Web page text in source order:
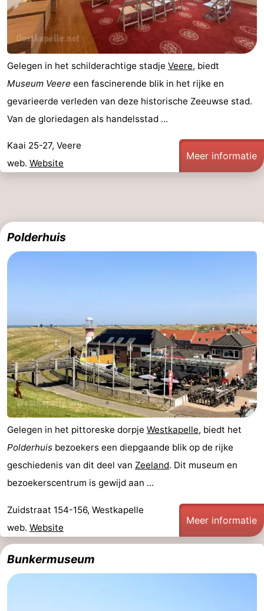
-
Speeltuinen
-
Binnenspeeltuinen
-
Bowlen
-
Minigolfbanen
Wellness
centra
Dorpen
Sporten
-
Wandelen
-
Paardrijden
-
Maneges
-
Golfbanen
Eten
en
drinken
Evenementen
Praktisch
Route
Parkeren
Reisboekenwinkel
Gelegen in het schilderachtige stadje Veere, biedt
Museum Veere een fascinerende blik in het rijke en
gevarieerde verleden van deze historische Zeeuwse stad.
Van de gloriedagen als handelsstad ...
Kaai 25-27, Veere
web. Website
Meer informatie
Polderhuis
Gelegen in het pittoreske dorpje Westkapelle, biedt het
Polderhuis bezoekers een diepgaande blik op de rijke
geschiedenis van dit deel van Zeeland. Dit museum en
bezoekerscentrum is gewijd aan ...
Zuidstraat 154-156, Westkapelle
web. Website
Meer informatie
Bunkermuseum